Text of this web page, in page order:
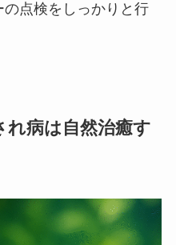
点検をしっかりと行
病は自然治癒す